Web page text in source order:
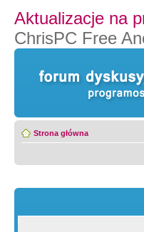
Aktualizacje na
ChrisPC Free
Strona główna